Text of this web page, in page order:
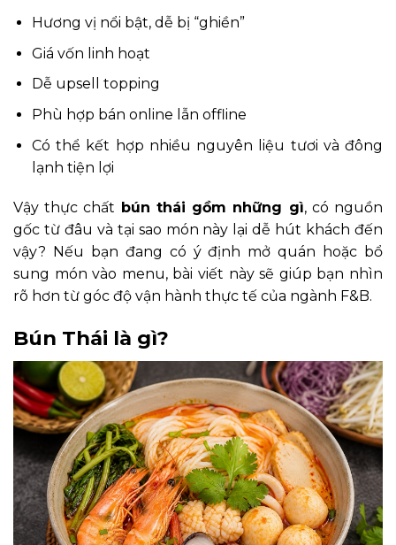
Hương vị nổi bật, dễ bị “ghiền”
Giá vốn linh hoạt
Dễ upsell topping
Phù hợp bán online lẫn offline
Có thể kết hợp nhiều nguyên liệu tươi và đông
lạnh tiện lợi
Vậy thực chất bún thái gồm những gì, có nguồn
gốc từ đâu và tại sao món này lại dễ hút khách đến
vậy? Nếu bạn đang có ý định mở quán hoặc bổ
sung món vào menu, bài viết này sẽ giúp bạn nhìn
rõ hơn từ góc độ vận hành thực tế của ngành F&B.
Bún Thái là gì?